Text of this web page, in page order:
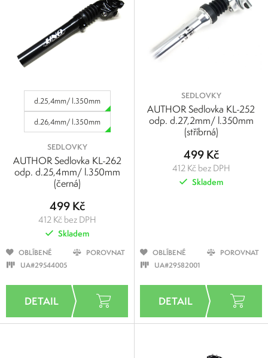
d.25,4mm/ l.350mm
d.26,4mm/ l.350mm
SEDLOVKY
AUTHOR Sedlovka KL-262
odp. d.25,4mm/ l.350mm
(černá)
499 Kč
412 Kč bez DPH
Skladem
OBLÍBENÉ
POROVNAT
UA#29544005
SEDLOVKY
AUTHOR Sedlovka KL-252
odp. d.27,2mm/ l.350mm
(stříbrná)
499 Kč
412 Kč bez DPH
Skladem
OBLÍBENÉ
POROVNAT
UA#29582001